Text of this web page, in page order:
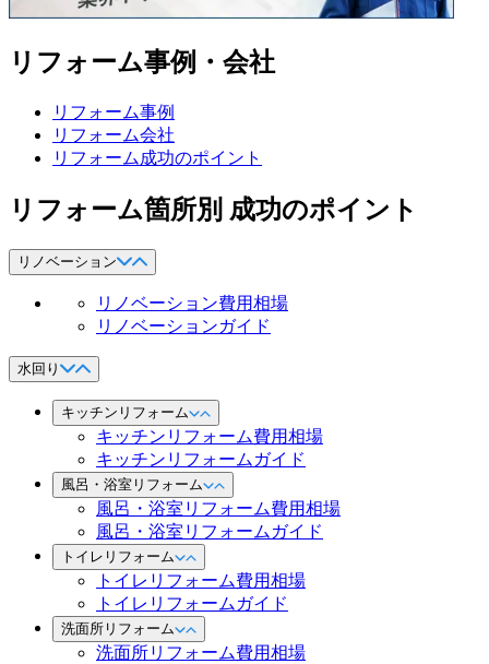
リフォーム事例・会社
リフォーム事例
リフォーム会社
リフォーム成功のポイント
リフォーム箇所別 成功のポイント
リノベーション
リノベーション費用相場
リノベーションガイド
水回り
キッチンリフォーム
キッチンリフォーム費用相場
キッチンリフォームガイド
風呂・浴室リフォーム
風呂・浴室リフォーム費用相場
風呂・浴室リフォームガイド
トイレリフォーム
トイレリフォーム費用相場
トイレリフォームガイド
洗面所リフォーム
洗面所リフォーム費用相場